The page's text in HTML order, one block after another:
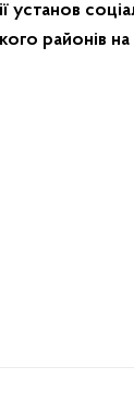
районів